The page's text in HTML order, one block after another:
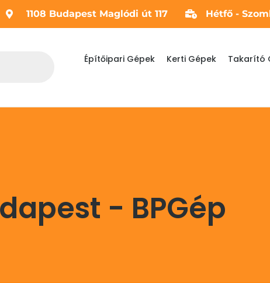
1108 Budapest Maglódi út 117 Hétfő -
Építőipari Gépek Kerti Gépek Takarító
- BPGép